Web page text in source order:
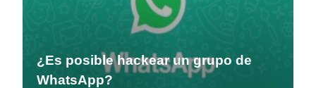
¿Es posible hackear un grupo de
WhatsApp?